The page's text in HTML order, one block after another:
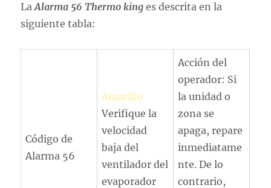
LaAlarma 56 Thermo king es descrita en la
siguiente tabla:
Código de
Alarma 56
Amarillo
Verifique la
velocidad
baja del
ventilador del
evaporador
Acción del
operador: Si
la unidad o
zona se
apaga, repare
inmediatame
nte. De lo
contrario,